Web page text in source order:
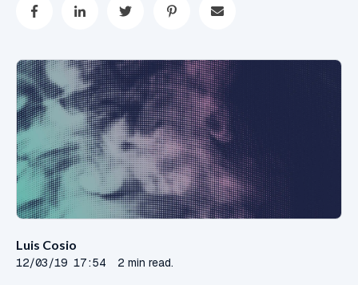
Luis Cosio
12/03/19 17:54 2 min read.